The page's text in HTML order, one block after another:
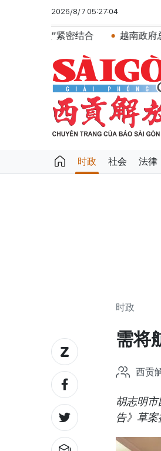
2026/8/7 05:27:04
越南政府总理黎明兴会见
时政 社会 法律
时政
需将
西贡
胡志明
告》草